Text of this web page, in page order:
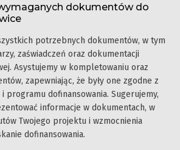
dokumentów do
potrzebnych dokumentów, w tym
zaświadczeń oraz dokumentacji
Asystujemy w kompletowaniu oraz
zapewniając, że były one zgodne z
programu dofinansowania. Sugerujemy,
informacje w dokumentach, w
Twojego projektu i wzmocnienia
dofinansowania.